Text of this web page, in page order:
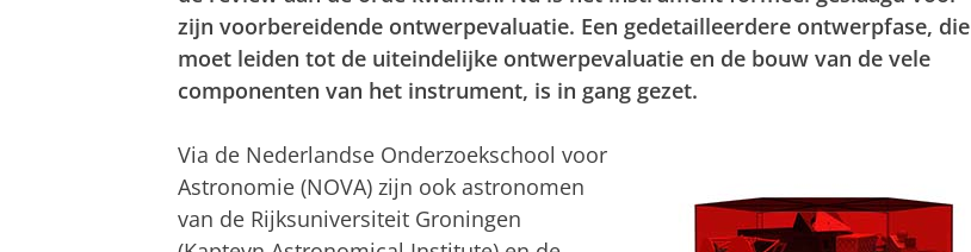
zijn voorbereidende ontwerpevaluatie. Een gedetailleerdere ontwerpfase, die
moet leiden tot de uiteindelijke ontwerpevaluatie en de bouw van de vele
componenten van het instrument, is in gang gezet.
Via de Nederlandse Onderzoekschool voor
Astronomie (NOVA) zijn ook astronomen
van de Rijksuniversiteit Groningen